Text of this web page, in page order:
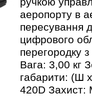
аеропорту в
пересування
цифрового
перегородку
Вага: 3,00 кг
габарити: (Ш
420D Захист: